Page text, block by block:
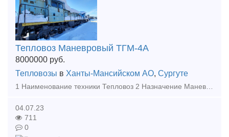
Тепловоз Маневровый ТГМ-4А
8000000 руб.
Тепловозы в Ханты-Мансийском АО, Сургуте
04.07.23
711
0